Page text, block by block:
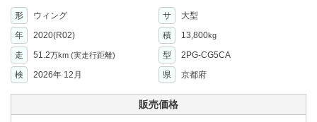
形 ウィング サ
大型
年
2020(R02) 積 13,800kg
走 51.2万km (実走行距離) 型
2PG-CG5CA
検
2026年 12月 県 京都府
販売価格